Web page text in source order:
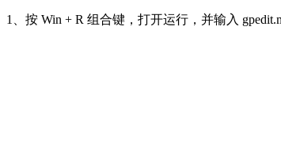
1、按 Win + R 组合键，打开运行，并输入